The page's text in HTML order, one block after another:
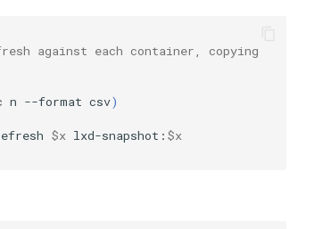
against each container, copying
n --format csv)
$x lxd-snapshot: $x